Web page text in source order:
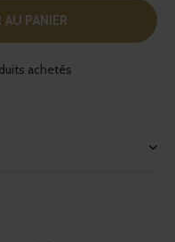
AU PANIER
achetés